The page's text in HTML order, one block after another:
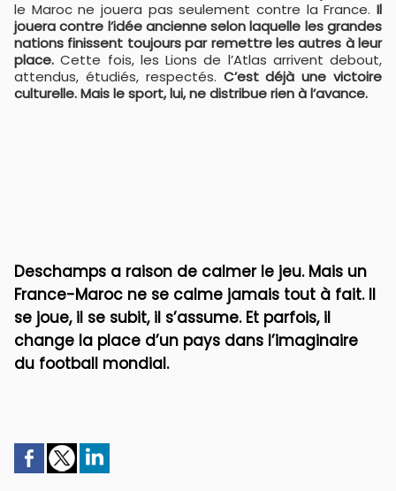
le Maroc ne jouera pas seulement contre la France. Il
jouera contre l’idée ancienne selon laquelle les grandes
nations finissent toujours par remettre les autres à leur
place. Cette fois, les Lions de l’Atlas arrivent debout,
attendus, étudiés, respectés. C’est déjà une victoire
culturelle. Mais le sport, lui, ne distribue rien à l’avance.
Deschamps a raison de calmer le jeu. Mais un
France-Maroc ne se calme jamais tout à fait. Il
se joue, il se subit, il s’assume. Et parfois, il
change la place d’un pays dans l’imaginaire
du football mondial.